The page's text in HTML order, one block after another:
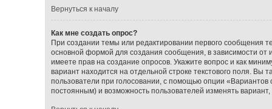
Вернуться к началу
Как мне создать опрос?
При создании темы или редактировании первого сообщения
основной формой для создания сообщения, в зависимости от
имеете прав на создание опросов. Укажите вопрос и как
вариант находится на отдельной строке текстового поля. Вы
пользователи при голосовании, с помощью опции «Вариантов
постоянным) и возможность пользователей изменять